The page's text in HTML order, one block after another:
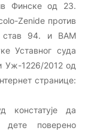
Финске од 23.
Zenide против
став 94. и ВАМ
Уставног суда
Уж-1226/2012 од
странице:
констатује да
поверено